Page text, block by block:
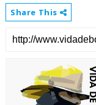
Share This